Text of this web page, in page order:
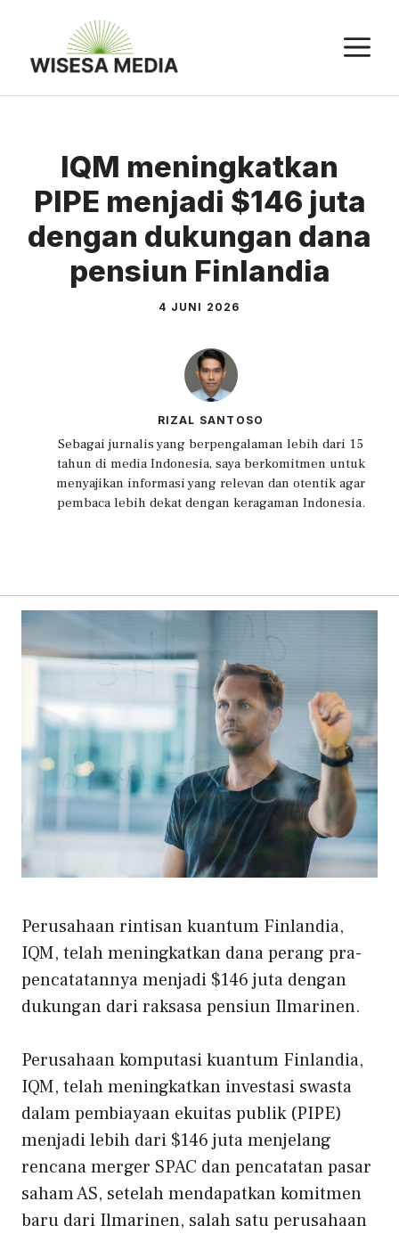
IQM meningkatkan
PIPE menjadi $146 juta
dengan dukungan dana
pensiun Finlandia
4 JUNI 2026
RIZAL SANTOSO
Sebagai jurnalis yang berpengalaman lebih dari 15
tahun di media Indonesia, saya berkomitmen untuk
menyajikan informasi yang relevan dan otentik agar
pembaca lebih dekat dengan keragaman Indonesia.
Perusahaan rintisan kuantum Finlandia,
IQM, telah meningkatkan dana perang pra-
pencatatannya menjadi $146 juta dengan
dukungan dari raksasa pensiun Ilmarinen.
Perusahaan komputasi kuantum Finlandia,
IQM, telah meningkatkan investasi swasta
dalam pembiayaan ekuitas publik (PIPE)
menjadi lebih dari $146 juta menjelang
rencana merger SPAC dan pencatatan pasar
saham AS, setelah mendapatkan komitmen
baru dari Ilmarinen, salah satu perusahaan